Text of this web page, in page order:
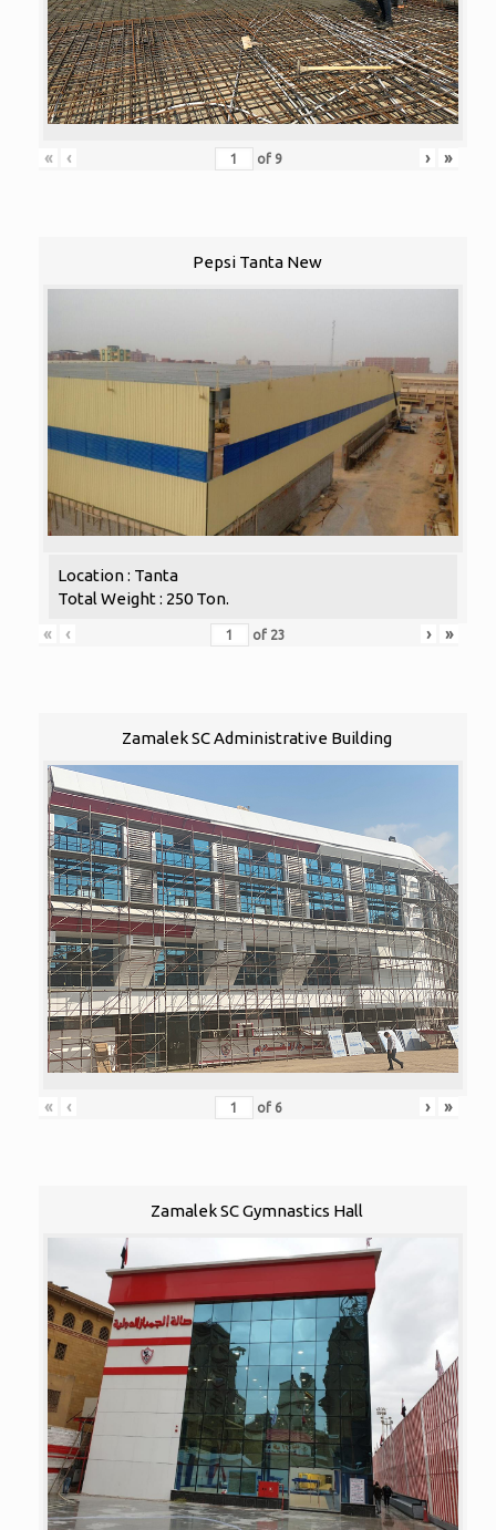
« ‹ of 9 › »
Pepsi Tanta New
Location : Tanta
Total Weight : 250 Ton.
«
‹ of 23 › »
Zamalek SC Administrative Building
« ‹ of 6 › »
Zamalek SC Gymnastics Hall